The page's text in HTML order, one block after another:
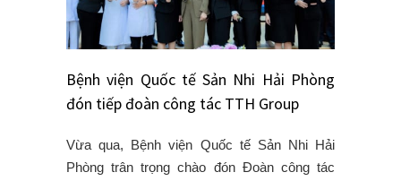
Bệnh viện Quốc tế Sản Nhi Hải Phòng
đón tiếp đoàn công tác TTH Group
Vừa qua, Bệnh viện Quốc tế Sản Nhi Hải
Phòng trân trọng chào đón Đoàn công tác